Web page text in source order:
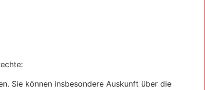
Sie können insbesondere Auskunft über die